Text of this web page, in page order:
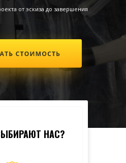
от эскиза до завершения
НАС?